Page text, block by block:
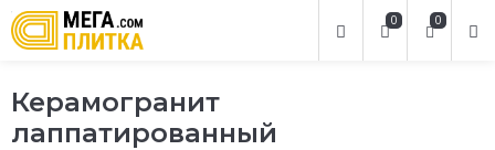
0
0
Керамогранит
лаппатированный